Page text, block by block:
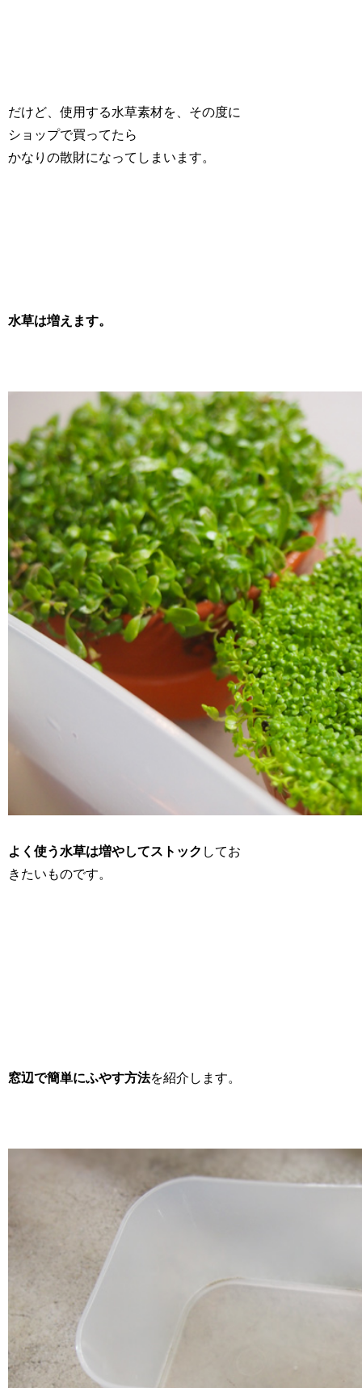
だけど、使用する水草素材を、その度に
ショップで買ってたら
かなりの散財になってしまいます。
水草は増えます。
よく使う水草は増やしてストック してお
きたいものです。
窓辺で簡単にふやす方法を紹介します。